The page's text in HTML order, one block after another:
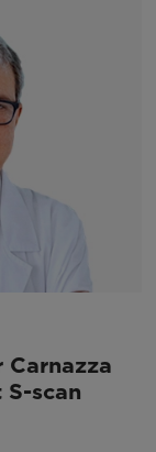
Carnazza
S-scan